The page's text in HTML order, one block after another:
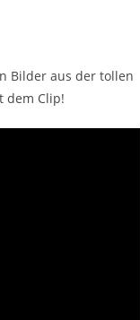
Bilder aus der tollen
dem Clip!